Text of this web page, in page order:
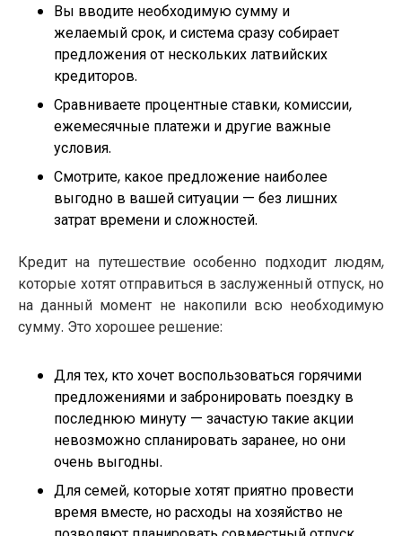
Вы вводите необходимую сумму и
желаемый срок, и система сразу собирает
предложения от нескольких латвийских
кредиторов.
Сравниваете процентные ставки, комиссии,
ежемесячные платежи и другие важные
условия.
Смотрите, какое предложение наиболее
выгодно в вашей ситуации — без лишних
затрат времени и сложностей.
Кредит на путешествие особенно подходит людям,
которые хотят отправиться в заслуженный отпуск, но
на данный момент не накопили всю необходимую
сумму. Это хорошее решение:
Для тех, кто хочет воспользоваться горячими
предложениями и забронировать поездку в
последнюю минуту — зачастую такие акции
невозможно спланировать заранее, но они
очень выгодны.
Для семей, которые хотят приятно провести
время вместе, но расходы на хозяйство не